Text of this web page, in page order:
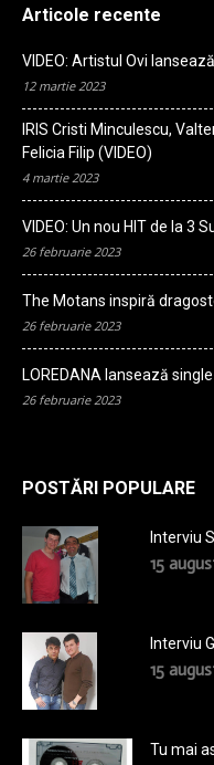
Articole recente
VIDEO: Artistul Ovi
12 martie 2023
IRIS Cristi Minculescu,
Felicia Filip (VIDEO)
4 martie 2023
VIDEO: Un nou HIT de la 3
26 februarie 2023
The Motans inspiră
26 februarie 2023
LOREDANA lansează
26 februarie 2023
POSTĂRI POPULARE
Interviu
15
Interviu
15
Tu mai